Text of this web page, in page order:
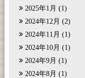
2025年1月 (1)
2024年12月 (2)
2024年11月 (1)
2024年10月 (1)
2024年9月 (1)
2024年8月 (1)